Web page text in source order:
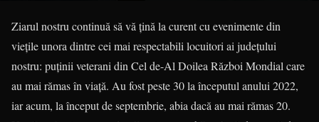
Ziarul nostru continuă să vă țină la curent cu evenimente din
viețile unora dintre cei mai respectabili locuitori ai județului
nostru: puținii veterani din Cel de-Al Doilea Război Mondial care
au mai rămas în viață. Au fost peste 30 la începutul anului 2022,
iar acum, la început de septembrie, abia dacă au mai rămas 20.